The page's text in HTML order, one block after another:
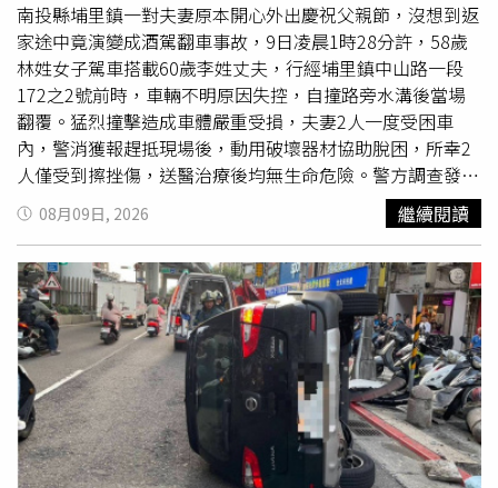
南投縣埔里鎮一對夫妻原本開心外出慶祝父親節，沒想到返
家途中竟演變成酒駕翻車事故，9日凌晨1時28分許，58歲
林姓女子駕車搭載60歲李姓丈夫，行經埔里鎮中山路一段
172之2號前時，車輛不明原因失控，自撞路旁水溝後當場
翻覆。猛烈撞擊造成車體嚴重受損，夫妻2人一度受困車
內，警消獲報趕抵現場後，動用破壞器材協助脫困，所幸2
人僅受到擦挫傷，送醫治療後均無生命危險。警方調查發
現，夫妻2人當天外出慶祝父親節，期間雙方都有飲酒，其
中李男喝得較多，因此返家時改由妻子林女負責開車。警方
為釐清事故發生時究竟由誰駕駛，進一步調閱車內行車記錄
器，確認當時坐在駕駛座、實際開車的人就是林女，而林女
面對警方詢問時，也坦承自己先前同樣有喝酒。警方依法對
林女進行酒測，結果酒測值竟高達每公升0.69毫克，已明顯
超過法定標準。原本夫妻可能是考量丈夫飲酒較多，才決定
「換人開車」，沒想到妻子本身也喝了酒，最終返家途中發
生自撞翻覆 事故，慶祝父親節的行程意外變成一場驚魂記。
所幸這起事故並未波及其他人車，夫妻2人經救出送醫後，
均只有擦挫傷，沒有生命危險。警方後續將林女依公共危險
08月09日, 2026 繼續閱讀